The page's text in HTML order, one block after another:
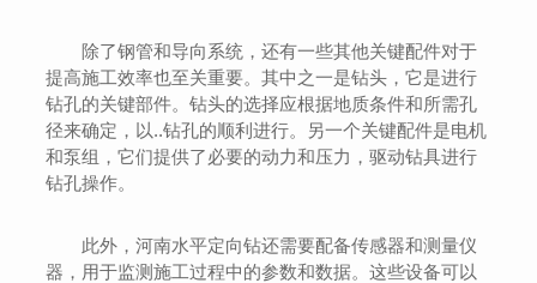
除了钢管和导向系统，还有一些其他关键配件对于
提高施工效率也至关重要。其中之一是钻头，它是进行
钻孔的关键部件。钻头的选择应根据地质条件和所需孔
径来确定，以..钻孔的顺利进行。另一个关键配件是电机
和泵组，它们提供了必要的动力和压力，驱动钻具进行
钻孔操作。
此外，河南水平定向钻还需要配备传感器和测量仪
器，用于监测施工过程中的参数和数据。这些设备可以